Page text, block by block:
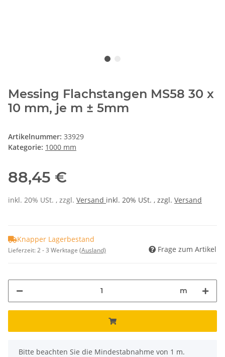
Messing Flachstangen MS58 30 x
10 mm, je m ± 5mm
Artikelnummer: 33929
Kategorie: 1000 mm
88,45 €
inkl. 20% USt. , zzgl. Versand inkl. 20% USt. , zzgl. Versand
Knapper Lagerbestand
Lieferzeit:2 - 3 Werktage (Ausland) Frage zum Artikel
m
x
Bitte beachten Sie die Mindestabnahme von 1 m.